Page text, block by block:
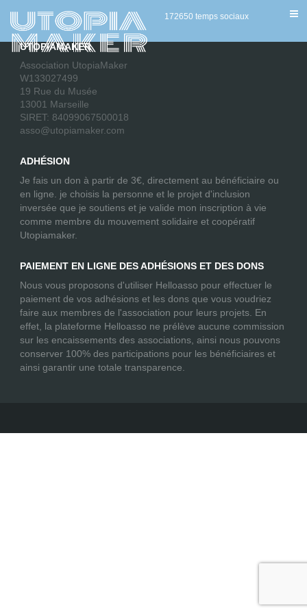
172650 temps sociaux
UTOPIAMAKER
Association UtopiaMaker
W133027499
19 Rue du Musée
13001 Marseille
SIRET: 84099067500018
asso@utopiamaker.com
ADHÉSION
Je fais un don à partir de 3€, directement au bénéficiaire ou
en ligne. je choisis la personne et le projet d'inclusion
inversée que je soutiens et je valide mon inscription à vie
comme membre du mouvement solidaire et coopératif
Utopiamaker.
PAIEMENT EN LIGNE DES ADHÉSIONS ET DES DONS
Nous vous proposons d'utiliser Helloasso pour effectuer le
paiement de vos adhésions et les dons que vous voudriez
faire aux membres de l'association pour leurs projets. En
effet, la plateforme Helloasso ne prélève aucune commission
sur les encaissements des associations, ainsi nous pouvons
conserver 100% des participations pour les bénéficiaires et
ainsi garantir une totale transparence.